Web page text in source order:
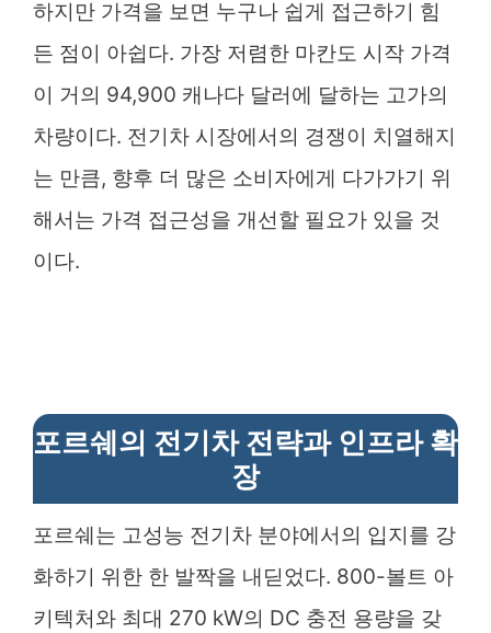
하지만 가격을 보면 누구나 쉽게 접근하기 힘
든 점이 아쉽다. 가장 저렴한 마칸도 시작 가격
이 거의 94,900 캐나다 달러에 달하는 고가의
차량이다. 전기차 시장에서의 경쟁이 치열해지
는 만큼, 향후 더 많은 소비자에게 다가가기 위
해서는 가격 접근성을 개선할 필요가 있을 것
이다.
포르쉐의 전기차 전략과 인프라 확
장
포르쉐는 고성능 전기차 분야에서의 입지를 강
화하기 위한 한 발짝을 내딛었다. 800-볼트 아
키텍처와 최대 270 kW의 DC 충전 용량을 갖